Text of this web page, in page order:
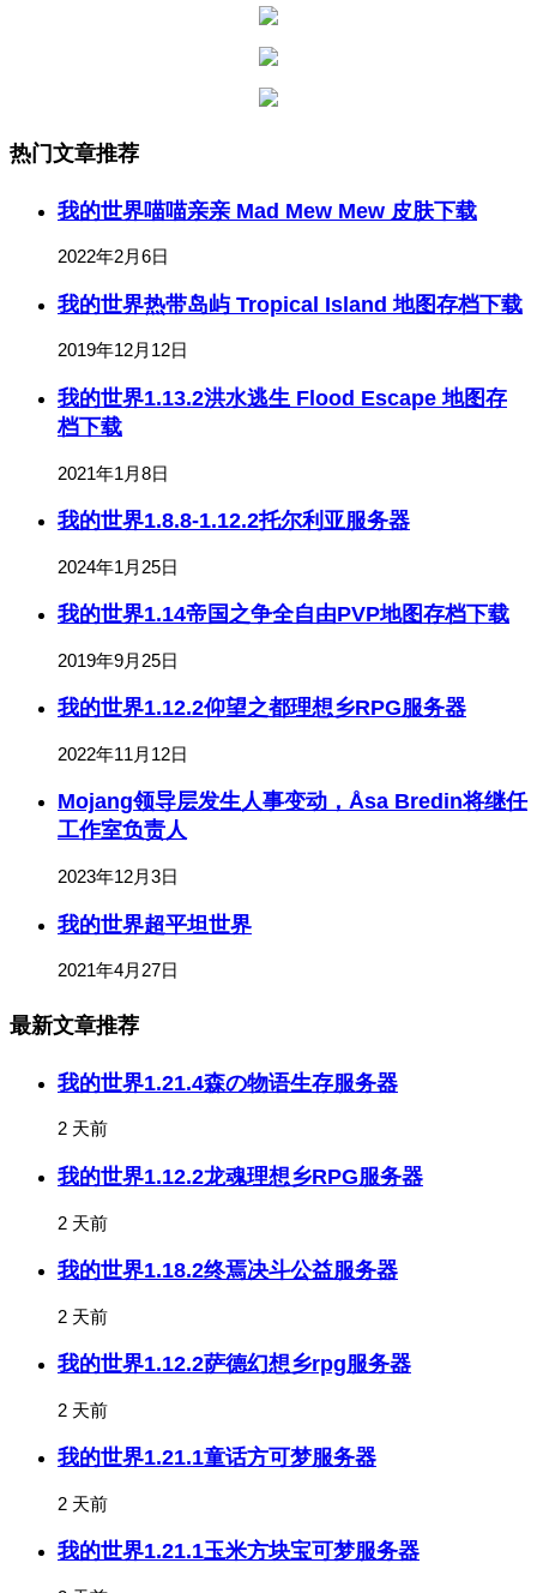
热门文章推荐
我的世界喵喵亲亲 Mad Mew Mew 皮肤下载
2022年2月6日
我的世界热带岛屿 Tropical Island 地图存档下载
2019年12月12日
我的世界1.13.2洪水逃生 Flood Escape 地图存
档下载
2021年1月8日
我的世界1.8.8-1.12.2托尔利亚服务器
2024年1月25日
我的世界1.14帝国之争全自由PVP地图存档下载
2019年9月25日
我的世界1.12.2仰望之都理想乡RPG服务器
2022年11月12日
Mojang领导层发生人事变动，Åsa Bredin将继任
工作室负责人
2023年12月3日
我的世界超平坦世界
2021年4月27日
最新文章推荐
我的世界1.21.4森の物语生存服务器
2 天前
我的世界1.12.2龙魂理想乡RPG服务器
2 天前
我的世界1.18.2终焉决斗公益服务器
2 天前
我的世界1.12.2萨德幻想乡rpg服务器
2 天前
我的世界1.21.1童话方可梦服务器
2 天前
我的世界1.21.1玉米方块宝可梦服务器